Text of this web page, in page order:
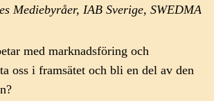
Mediebyråer, IAB Sverige, SWEDMA
med marknadsföring och
oss i framsätet och bli en del av den